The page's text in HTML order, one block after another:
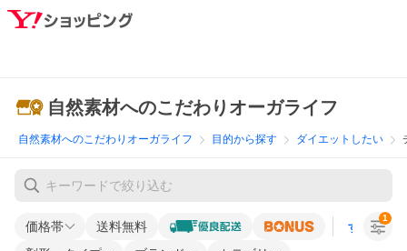
自然素材へのこだわりオーガライフ
自然素材へのこだわりオーガライフ 目的から探す ダイエットしたい
価格帯 送料無料 すべての条
1